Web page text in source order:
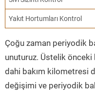
Yakıt Hortumları Kontrol
Çoğu zaman periyodik
unuturuz. Üstelik önceki
dahi bakım kilometresi
değişimi ve periyodik